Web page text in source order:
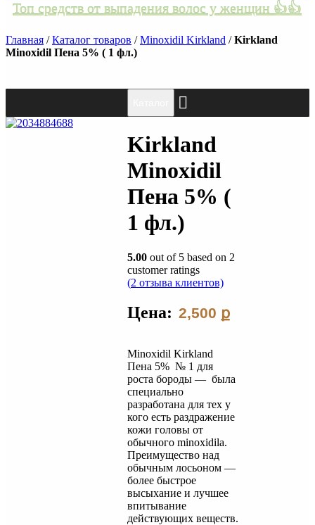
Топ средств от выпадения волос у женщин 👍👍
Главная /Каталог товаров /Minoxidil Kirkland /Kirkland
Minoxidil Пена 5% ( 1 фл.)
Kirkland
Minoxidil
Пена 5% (
1 фл.)
5.00out of 5based on 2
customer ratings
(2 отзыва клиентов)
Цена: 2,500 ք
Minoxidil Kirkland
Пена 5% № 1 для
роста бороды — была
специально
разработана для тех у
кого есть раздражение
кожи головы от
обычного minoxidilа.
Преимущество над
обычным лосьоном —
более быстрое
высыхание и лучшее
впитывание
действующих веществ.